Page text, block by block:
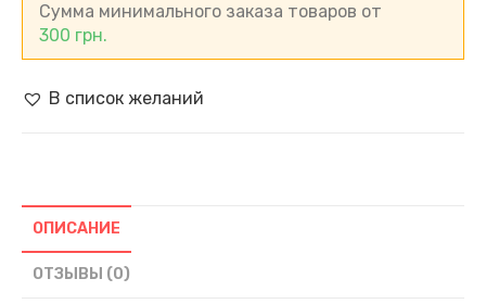
зернах
Lavazza
Gusto
Сумма минимального заказа товаров от
300 грн.
В список желаний
ОПИСАНИЕ
ОТЗЫВЫ (0)